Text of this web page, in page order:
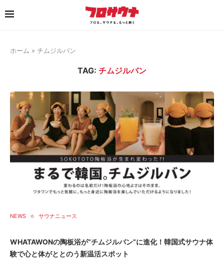
ホーム » チムジルバン
TAG: チムジルバン
NEWS サウナニュース
WHATAWONの陶板浴が“チムジルバン”に進化！韓国式サウナ体
験で心と体がととのう新温活スポット